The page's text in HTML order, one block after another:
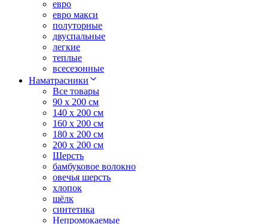
евро
евро макси
полуторные
двуспальные
легкие
теплые
всесезонные
Наматрасники
Все товары
90 x 200 см
140 x 200 см
160 x 200 см
180 x 200 см
200 x 200 см
Шерсть
бамбуковое волокно
овечья шерсть
хлопок
шёлк
синтетика
Непромокаемые